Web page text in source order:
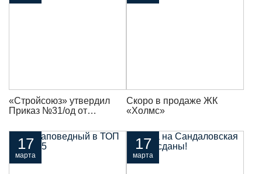
«Стройсоюз» утвердил
Приказ №31/од от
Скоро в продаже ЖК
«Холмс»
17
марта
17
марта